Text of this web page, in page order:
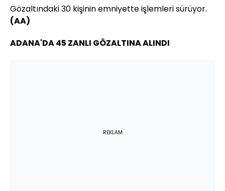
Gözaltındaki 30 kişinin emniyette işlemleri sürüyor.
(AA)
ADANA'DA 45 ZANLI GÖZALTINA ALINDI
REKLAM